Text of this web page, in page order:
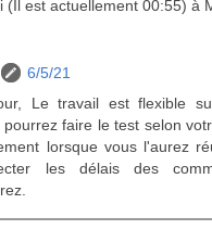
(Il est actuellement 00:55) à
6/5/21
Le travail est flexible
pourrez faire le test selon
lorsque vous l'aurez
les délais des